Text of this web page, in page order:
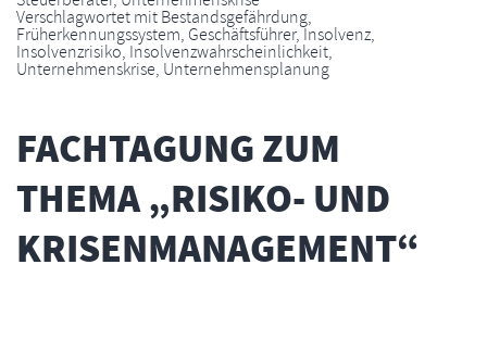
Verschlagwortet mitBestandsgefährdung,
Früherkennungssystem, Geschäftsführer,Insolvenz,
Insolvenzrisiko, Insolvenzwahrscheinlichkeit,
Unternehmenskrise, Unternehmensplanung
FACHTAGUNG ZUM
THEMA „RISIKO- UND
KRISENMANAGEMENT“